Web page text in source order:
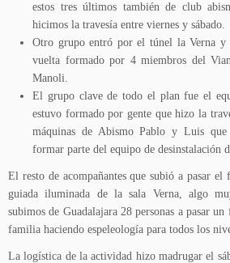
estos tres últimos también de club
hicimos la travesía entre viernes y sábado.
Otro grupo entró por el túnel la Verna y
vuelta formado por 4 miembros del
Manoli.
El grupo clave de todo el plan fue el
estuvo formado por gente que hizo la
máquinas de Abismo Pablo y Luis que
formar parte del equipo de desinstalación
El resto de acompañantes que subió a pasar
guiada iluminada de la sala Verna, algo
subimos de Guadalajara 28 personas a pasar
familia haciendo espeleología para todos los
La logística de la actividad hizo madrugar el